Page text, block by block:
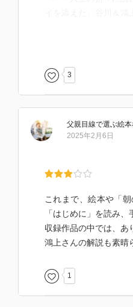
でも、まだ谷川さんの
がいたら、最初に持つ
「詩の言葉で自分の生
方法です。長編を一
素敵なことなのでしょ
私はこの本にも載っ
が、これって、この
した。でも何度読んで
「ことば」（すごく懐
3
父親目線で選ぶ絵本
2025年2月6日
これまで、絵本や「
「はじめに」を読み、
収録作品の中では、あ
鴻上さんの解説も素晴
1